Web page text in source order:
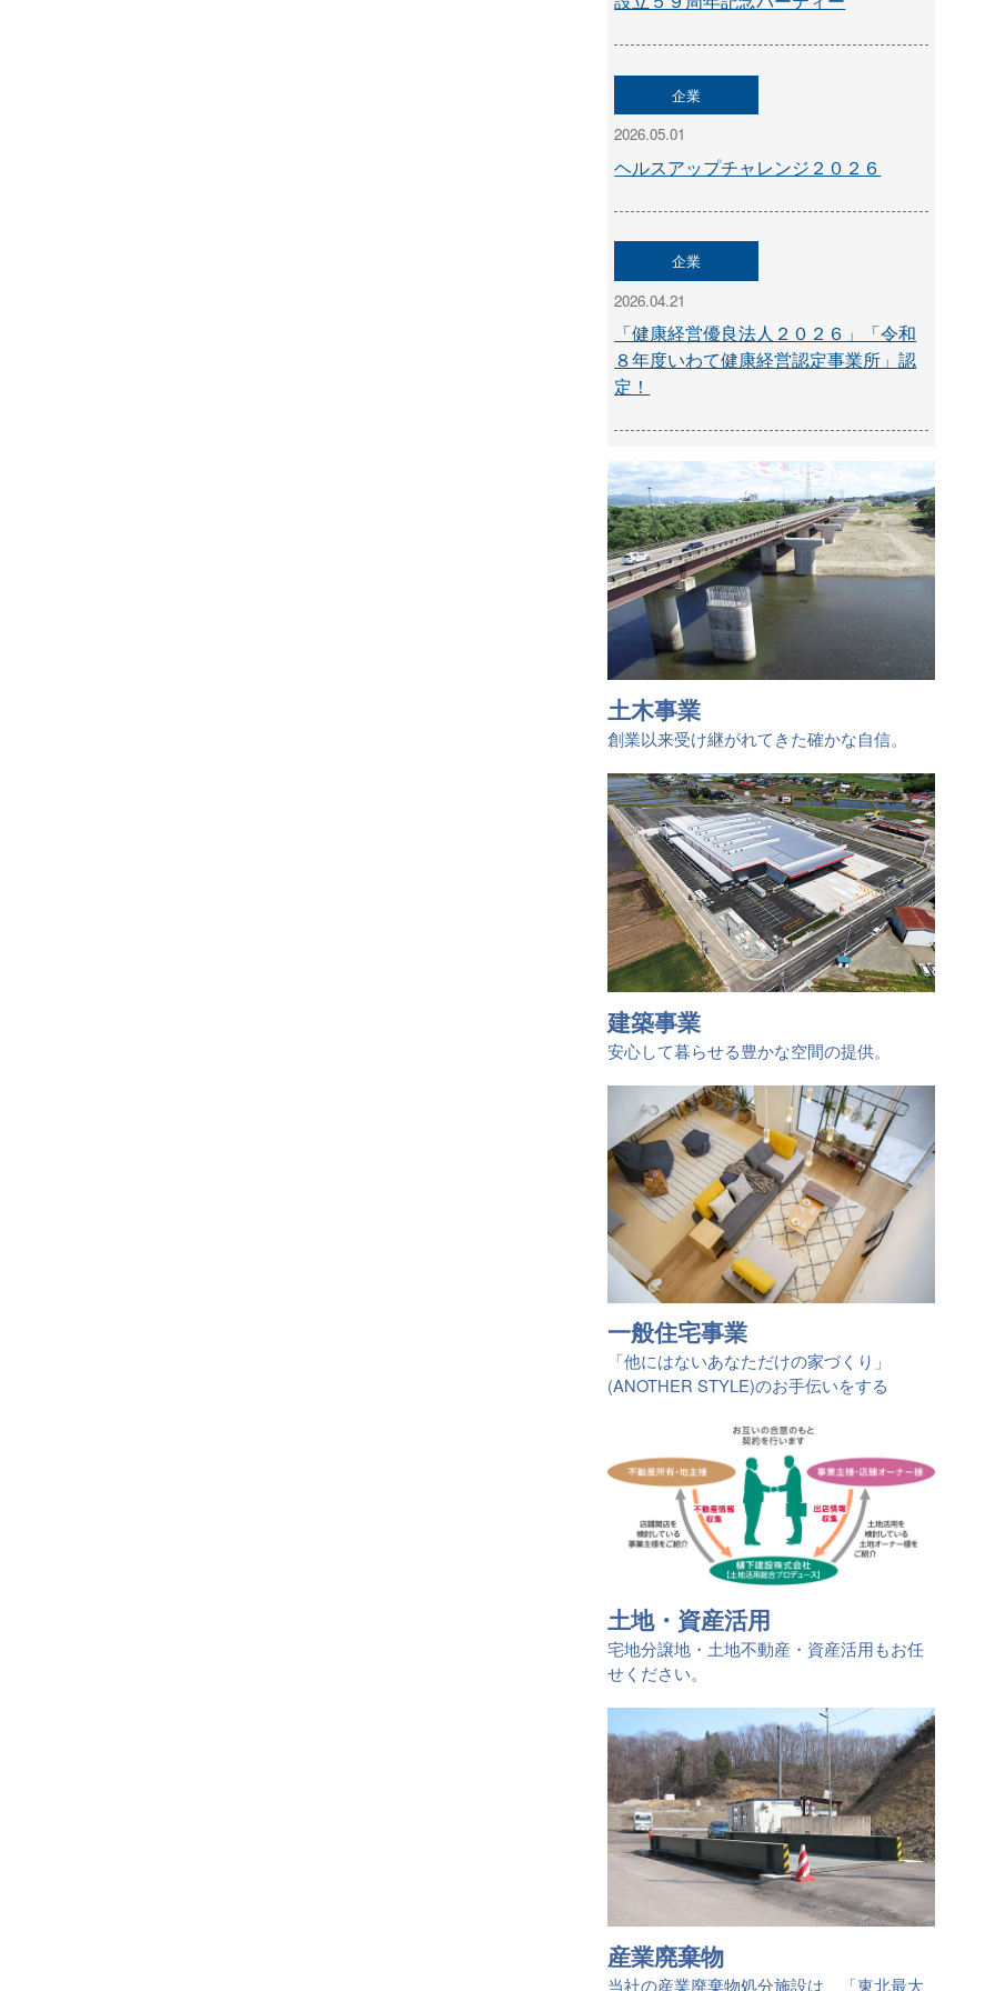
企業
2026.05.01
ヘルスアップチャレンジ２０２６
企業
2026.04.21
「健康経営優良法人２０２６」「令和
８年度いわて健康経営認定事業所」認
定！
土木事業
創業以来受け継がれてきた確かな自信。
建築事業
安心して暮らせる豊かな空間の提供。
一般住宅事業
「他にはないあなただけの家づくり」
(ANOTHER STYLE)のお手伝いをする
土地・資産活用
宅地分譲地・土地不動産・資産活用もお任
せください。
産業廃棄物
当社の産業廃棄物処分施設は、「東北最大